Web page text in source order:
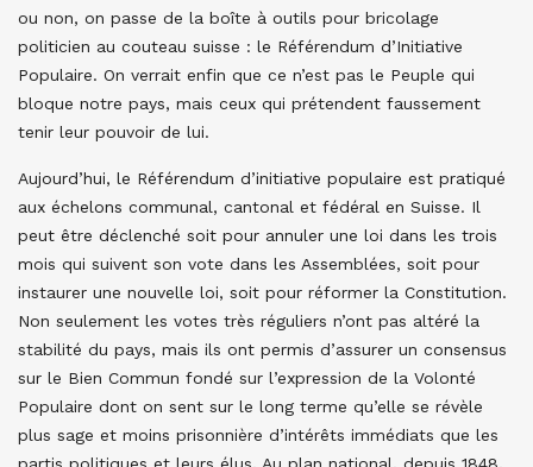
ou non, on passe de la boîte à outils pour bricolage
politicien au couteau suisse : le Référendum d’Initiative
Populaire. On verrait enfin que ce n’est pas le Peuple qui
bloque notre pays, mais ceux qui prétendent faussement
tenir leur pouvoir de lui.
Aujourd’hui, le Référendum d’initiative populaire est pratiqué
aux échelons communal, cantonal et fédéral en Suisse. Il
peut être déclenché soit pour annuler une loi dans les trois
mois qui suivent son vote dans les Assemblées, soit pour
instaurer une nouvelle loi, soit pour réformer la Constitution.
Non seulement les votes très réguliers n’ont pas altéré la
stabilité du pays, mais ils ont permis d’assurer un consensus
sur le Bien Commun fondé sur l’expression de la Volonté
Populaire dont on sent sur le long terme qu’elle se révèle
plus sage et moins prisonnière d’intérêts immédiats que les
partis politiques et leurs élus. Au plan national, depuis 1848,